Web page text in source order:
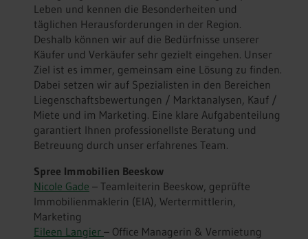
Leben und kennen die Besonderheiten und
täglichen Herausforderungen in der Region.
Deshalb können wir auf die Bedürfnisse unserer
Käufer und Verkäufer sehr gezielt eingehen. Unser
Ziel ist es immer, gemeinsam eine Lösung zu finden.
Dabei setzen wir auf Spezialisten in den Bereichen
Liegenschaftsbewertungen / Marktanalysen, Kauf /
Miete und im Marketing. Eine klare Aufgabenteilung
garantiert Ihnen professionellste Beratung und
Betreuung durch unser erfahrenes Team.
Spree Immobilien Beeskow
Nicole Gade – Teamleiterin Beeskow, geprüfte
Immobilienmaklerin (EIA), Wertermittlerin,
Marketing
Eileen Langier – Office Managerin & Vermietung